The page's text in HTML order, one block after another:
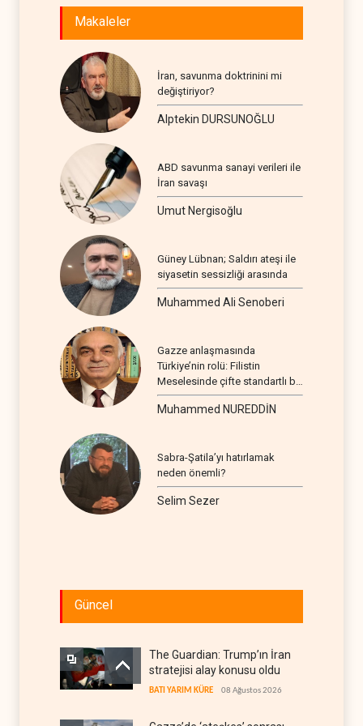
Makaleler
İran, savunma doktrinini mi
değiştiriyor?
Alptekin DURSUNOĞLU
ABD savunma sanayi verileri ile
İran savaşı
Umut Nergisoğlu
Güney Lübnan; Saldırı ateşi ile
siyasetin sessizliği arasında
Muhammed Ali Senoberi
Gazze anlaşmasında
Türkiye’nin rolü: Filistin
Meselesinde çifte standartlı bir
seyir
Muhammed NUREDDİN
Sabra-Şatila’yı hatırlamak
neden önemli?
Selim Sezer
Güncel
The Guardian: Trump’ın İran
stratejisi alay konusu oldu
BATI YARIM KÜRE 08 Ağustos 2026